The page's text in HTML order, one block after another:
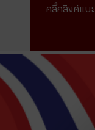
คลื๊กลิงค์แน